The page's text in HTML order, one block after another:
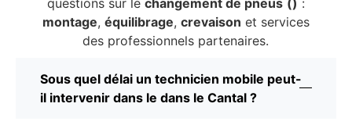
questions sur le changement de pneus () :
montage, équilibrage, crevaison et services
des professionnels partenaires.
Sous quel délai un technicien mobile peut-
il intervenir dans le dans le Cantal ?